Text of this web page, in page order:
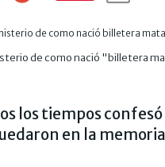
de como nació "billetera
los tiempos
en la